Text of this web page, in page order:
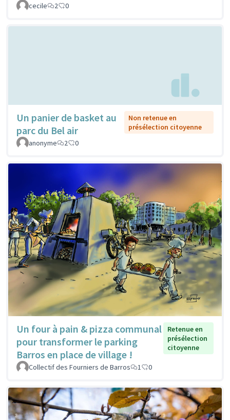
cecile
2 0
Un panier de basket au
parc du Bel air
Non retenue en
présélection citoyenne
anonyme
2 0
Un four à pain & pizza communal
pour transformer le parking
Barros en place de village !
Retenue en
présélection
citoyenne
Collectif des Fourniers de Barros 1 0